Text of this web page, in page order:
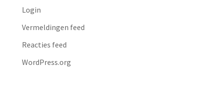
Login
Vermeldingen feed
Reacties feed
WordPress.org